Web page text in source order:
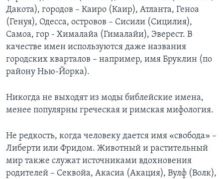
Дакота), городов – Каиро (Каир), Атланта, Геноа
(Генуя), Одесса, островов – Сисили (Сицилия),
Самоа, гор - Хималайа (Гималайи), Эверест. В
качестве имен используются даже названия
городских кварталов – например, имя Бруклин (по
району Нью-Йорка).
Никогда не выходят из моды библейские имена,
менее популярны греческая и римская мифология.
Не редкость, когда человеку дается имя «свобода» –
Либерти или Фридом. Животный и растительный
мир также служат источниками вдохновения
родителей – Секвойа, Акасиа (Акация), Вулф (Волк),